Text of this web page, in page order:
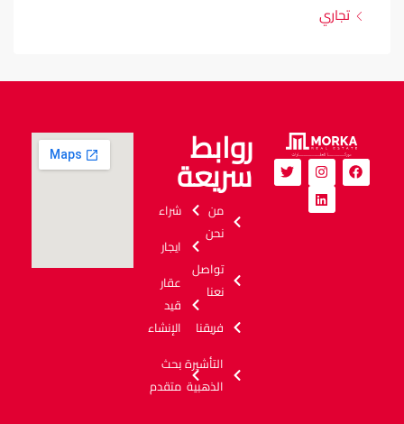
تجاري
روابط
سريعة
شراء
ايجار
عقار
قيد
الإنشاء
بحث
متقدم
من
نحن
تواصل
نعنا
فريقنا
التأشيرة
الذهبية